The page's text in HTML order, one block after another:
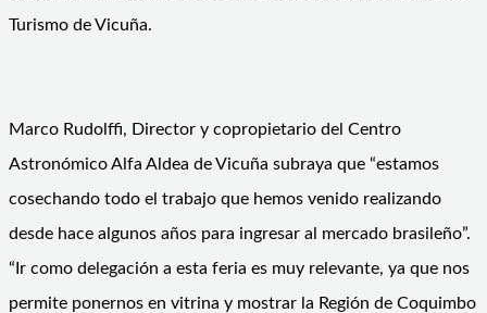
Turismo de Vicuña.
Marco Rudolffi, Director y copropietario del Centro
Astronómico Alfa Aldea de Vicuña subraya que “estamos
cosechando todo el trabajo que hemos venido realizando
desde hace algunos años para ingresar al mercado brasileño”.
“Ir como delegación a esta feria es muy relevante, ya que nos
permite ponernos en vitrina y mostrar la Región de Coquimbo